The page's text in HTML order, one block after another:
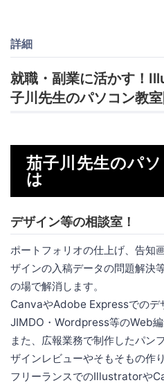
詳細
就職・副業に活かす！
子川先生のパソコン教
茄子川先生のパ
は
デザイン等の相談室！
ポートフォリオの仕上げ、告知
ザインの入稿データの問題解決
の場で解消します。
CanvaやAdobe Expressでのデ
JIMDO・Wordpress等のWeb編
また、広報業務で制作したパン
ザインレビューやそもそもの作
フリーランスでのIllustratorや